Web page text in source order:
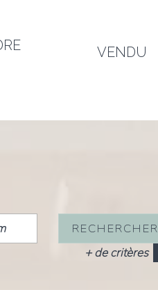
VENDU
RECHERCHER
+ de critères